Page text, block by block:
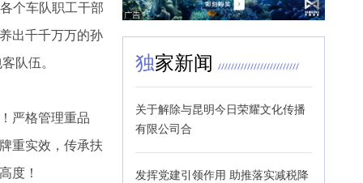
个车队职工干部
出千千万万的孙
队伍。
严格管理重品
重实效，传承扶
度！
独家新闻
关于解除与昆明今日荣耀文化传播
有限公司合
发挥党建引领作用 助推落实减税降